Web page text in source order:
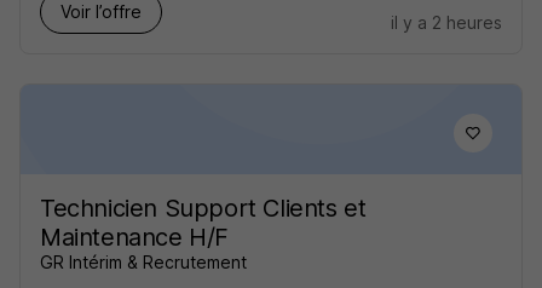
Voir l’offre
il y a 2 heures
Technicien Support Clients et
Maintenance H/F
GR Intérim & Recrutement